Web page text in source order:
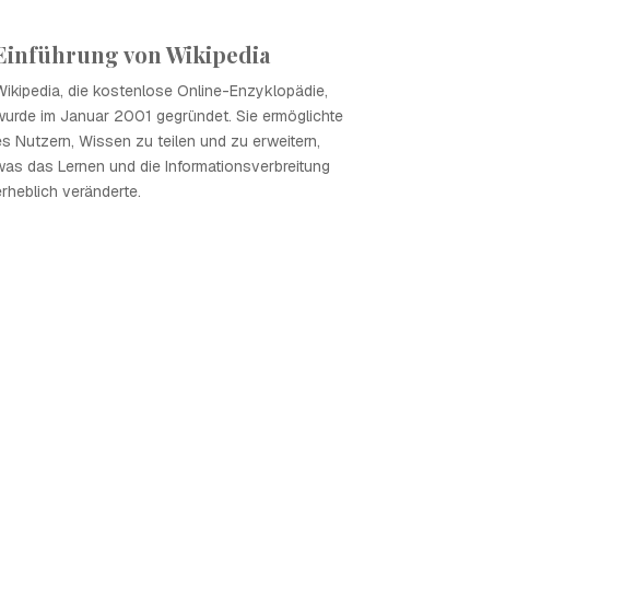
von Wikipedia
die kostenlose Online-Enzyklopädie,
im Januar 2001 gegründet. Sie ermöglichte
Nutzern, Wissen zu teilen und zu erweitern,
das Lernen und die Informationsverbreitung
veränderte.